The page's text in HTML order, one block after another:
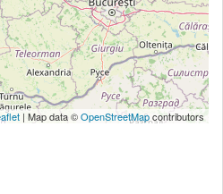
| Map data ©OpenStreetMapcontributors